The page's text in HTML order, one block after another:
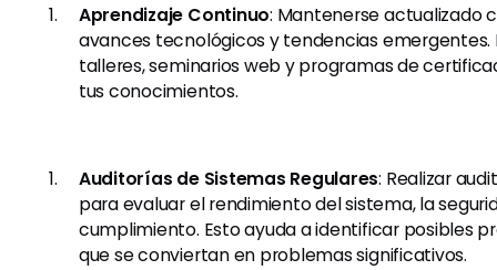
Aprendizaje Continuo: Mantenerse actualizado
avances tecnológicos y tendencias emergentes.
talleres, seminarios web y programas de
tus conocimientos.
Auditorías de Sistemas Regulares: Realizar
para evaluar el rendimiento del sistema, la
cumplimiento. Esto ayuda a identificar posibles
que se conviertan en problemas significativos.